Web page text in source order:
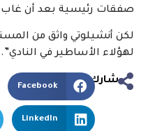
صفقات رئيسية بعد أن غاب
لكن أنشيلوتي واثق من
لهؤلاء الأساطير في النادي”.
شارك
Facebook
LinkedIn